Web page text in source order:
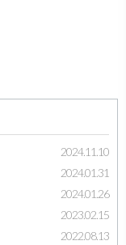
2024.11.10
2024.01.31
2024.01.26
2023.02.15
2022.08.13